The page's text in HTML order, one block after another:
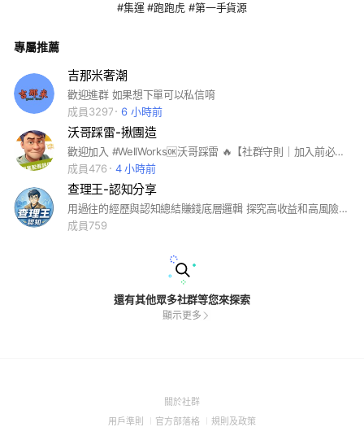
#集運 #跑跑虎 #第一手貨源
專屬推薦
吉那米奢潮
歡迎進群 如果想下單可以私信唷
成員3297
6 小時前
沃哥踩雷-揪團造
歡迎加入 #WellWorks🆗沃哥踩雷 🔥【社群守則｜加入前必看】🔥 ✨ 嚴禁野雞打廣告/賣雜貨（連結？您配嗎？） ⚠️ 管理員絕不私撩加群～逮到假號直接亂棍打出👊 💦 准許叭叭但別刷屏/抬槓🔪 🚫 違規者？賜您一秒消失術啦～ 💖 乖寶速設「搶先看」接駕開團聖旨叭！
成員476
4 小時前
查理王-認知分享
用過往的經歷與認知總結賺錢底層邏輯 探究高收益和高風險的關係 沒錢如何空手套白狼？負債如何翻身？利益糾葛怎麼解決？ 關注我，許多解法交給你
成員759
還有其他眾多社群等您來探索
顯示更多
關於社群(Open
用戶準則 (Open
官方部落格 (Open
規則及政策(Open